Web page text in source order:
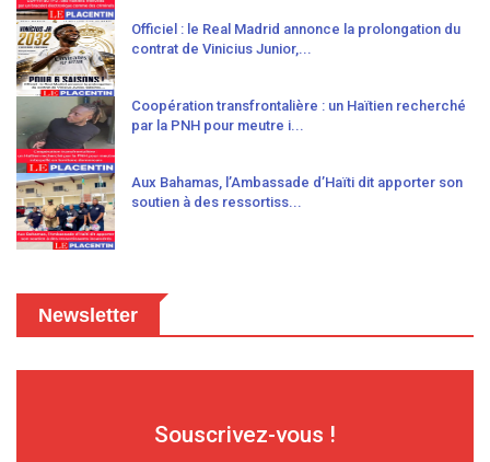
Officiel : le Real Madrid annonce la prolongation du
contrat de Vinicius Junior,...
Coopération transfrontalière : un Haïtien recherché
par la PNH pour meutre i...
Aux Bahamas, l’Ambassade d’Haïti dit apporter son
soutien à des ressortiss...
Newsletter
Souscrivez-vous !